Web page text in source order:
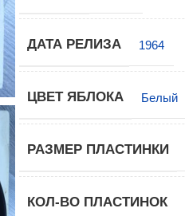
ДАТА РЕЛИЗА 1964
ЦВЕТ ЯБЛОКА Белый
РАЗМЕР ПЛАСТИНКИ
КОЛ-ВО ПЛАСТИНОК